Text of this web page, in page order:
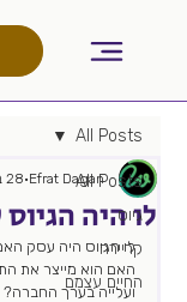
All Posts
גיוס
קריירה
החיים עצמם
All Posts
לו היה
Efrat Dagan 28 ביוני 2018
לו הגיוס היה עסק
האם הוא מייצר את
ועלייה בערך החברה?